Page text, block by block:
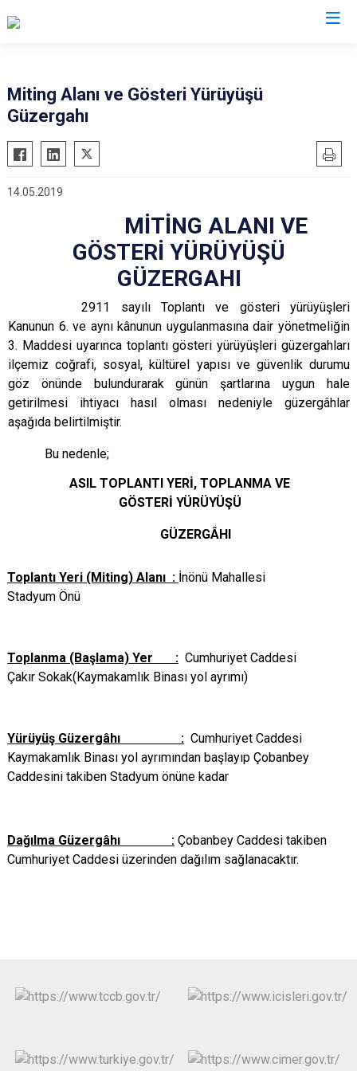
Elbeyli
Musabeyli
Miting Alanı ve Gösteri Yürüyüşü
Güzergahı
14.05.2019
MİTİNG ALANI VE
GÖSTERİ YÜRÜYÜŞÜ
GÜZERGAHI
2911 sayılı Toplantı ve gösteri yürüyüşleri
Kanunun 6. ve aynı kânunun uygulanmasına dair yönetmeliğin
3. Maddesi uyarınca toplantı gösteri yürüyüşleri güzergahları
ilçemiz coğrafi, sosyal, kültürel yapısı ve güvenlik durumu
göz önünde bulundurarak günün şartlarına uygun hale
getirilmesi ihtiyacı hasıl olması nedeniyle güzergâhlar
aşağıda belirtilmiştir.
Bu nedenle;
ASIL TOPLANTI YERİ, TOPLANMA VE
GÖSTERİ YÜRÜYÜŞÜ
GÜZERGÂHI
Toplantı Yeri (Miting) Alanı : İnönü Mahallesi
Stadyum Önü
Toplanma (Başlama) Yer : Cumhuriyet Caddesi
Çakır Sokak(Kaymakamlık Binası yol ayrımı)
Yürüyüş Güzergâhı : Cumhuriyet Caddesi
Kaymakamlık Binası yol ayrımından başlayıp Çobanbey
Caddesini takiben Stadyum önüne kadar
Dağılma Güzergâhı : Çobanbey Caddesi takiben
Cumhuriyet Caddesi üzerinden dağılım sağlanacaktır.